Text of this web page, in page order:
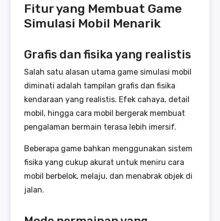
Fitur yang Membuat Game
Simulasi Mobil Menarik
Grafis dan fisika yang realistis
Salah satu alasan utama game simulasi mobil
diminati adalah tampilan grafis dan fisika
kendaraan yang realistis. Efek cahaya, detail
mobil, hingga cara mobil bergerak membuat
pengalaman bermain terasa lebih imersif.
Beberapa game bahkan menggunakan sistem
fisika yang cukup akurat untuk meniru cara
mobil berbelok, melaju, dan menabrak objek di
jalan.